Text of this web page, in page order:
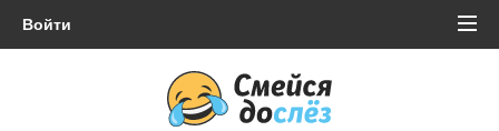
Войти